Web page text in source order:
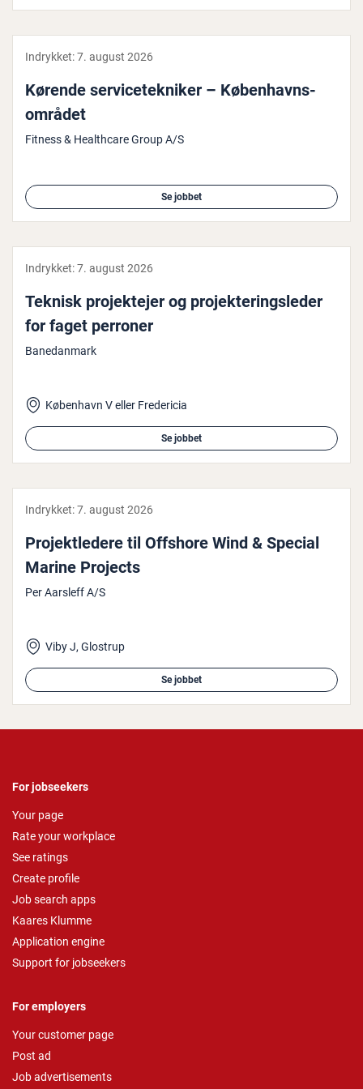
Indrykket:7. august 2026
Kørende ser­vi­ce­tek­ni­ker – Kø­ben­havns­
om­rå­det
Fitness & Healthcare Group A/S
Se jobbet
Indrykket:7. august 2026
Teknisk pro­jek­te­jer og pro­jek­te­rings­le­der
for faget perroner
Banedanmark
København V eller Fredericia
Se jobbet
Indrykket:7. august 2026
Pro­jekt­le­de­re til Offshore Wind & Special
Marine Projects
Per Aarsleff A/S
Viby J, Glostrup
Se jobbet
For jobseekers
Your page
Rate your workplace
See ratings
Create profile
Job search apps
Kaares Klumme
Application engine
Support for jobseekers
For employers
Your customer page
Post ad
Job advertisements